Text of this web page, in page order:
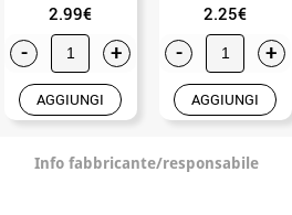
2.99€
- +
AGGIUNGI
2.25€
- +
AGGIUNGI
Info fabbricante/responsabile